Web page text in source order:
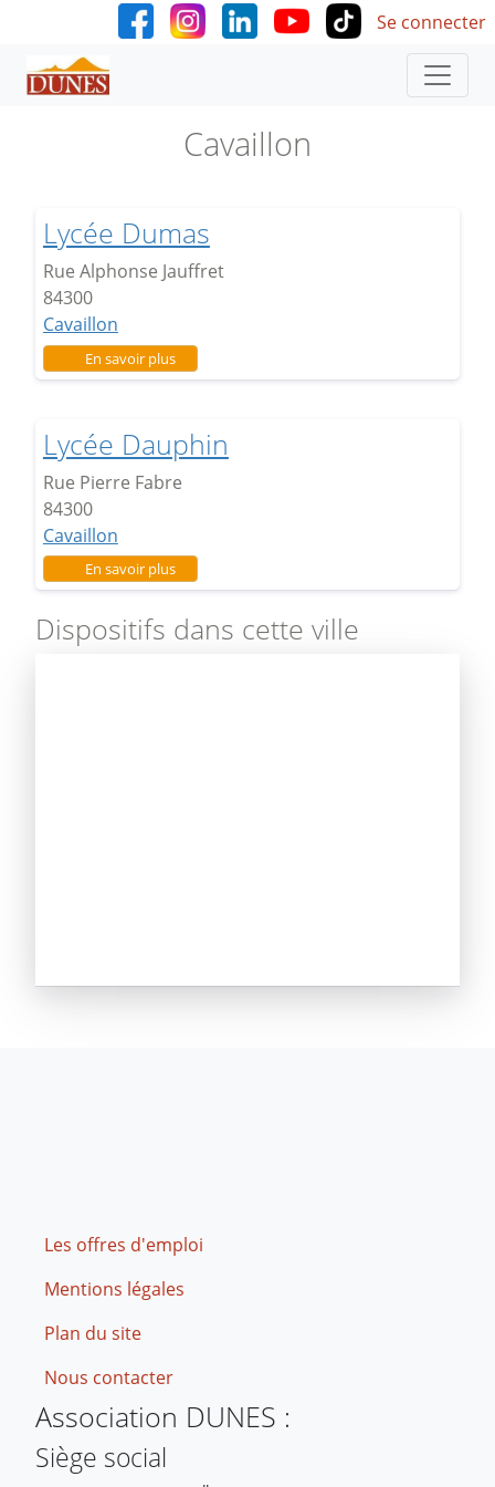
Aller au contenu principal User
Se connecter
Cavaillon
Lycée Dumas
Rue Alphonse Jauffret
84300
Cavaillon
En savoir plussur Lycée Dumas
Lycée Dauphin
Rue Pierre Fabre
84300
Cavaillon
En savoir plussur Lycée Dauphin
Dispositifs dans cette ville
Footer
Les offres d'emploi
Mentions légales
Plan du site
Nous contacter
Association DUNES :
Siège social